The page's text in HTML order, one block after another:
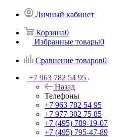
Личный кабинет
Корзина0
Избранные товары0
Сравнение товаров0
+7 963 782 54 95
Назад
Телефоны
+7 963 782 54 95
+7 977 302 75 85
+7 (495) 789-19-07
+7 (495) 795-47-89